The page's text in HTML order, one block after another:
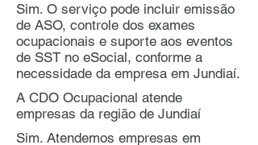
Sim. O serviço pode incluir emissão
de ASO, controle dos exames
ocupacionais e suporte aos eventos
de SST no eSocial, conforme a
necessidade da empresa em Jundiaí.
A CDO Ocupacional atende
empresas da região de Jundiaí
Sim. Atendemos empresas em